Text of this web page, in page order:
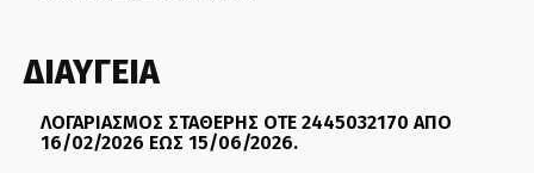
ΔΙΑΥΓΕΙΑ
ΛΟΓΑΡΙΑΣΜΟΣ ΣΤΑΘΕΡΗΣ ΟΤΕ 2445032170 ΑΠΟ
16/02/2026 ΕΩΣ 15/06/2026.